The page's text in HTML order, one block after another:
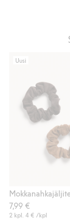
Uusi
7,99 €
2 kpl. 4 € /kpl